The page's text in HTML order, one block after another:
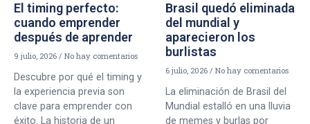
El timing perfecto:
cuando emprender
después de aprender
9 julio, 2026 No hay comentarios
Descubre por qué el timing y
la experiencia previa son
clave para emprender con
éxito. La historia de un
Brasil quedó eliminada
del mundial y
aparecieron los
burlistas
6 julio, 2026 No hay comentarios
La eliminación de Brasil del
Mundial estalló en una lluvia
de memes y burlas por